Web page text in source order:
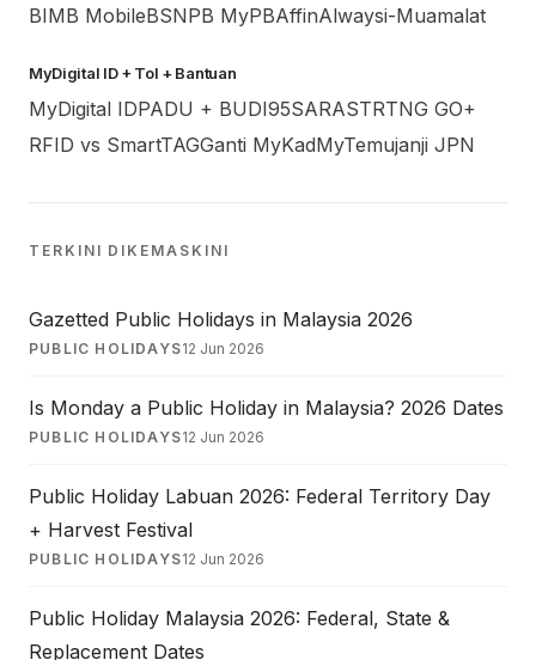
BIMB MobileBSNPB MyPBAffinAlwaysi-Muamalat
MyDigital ID + Tol + Bantuan
MyDigital IDPADU + BUDI95SARASTRTNG GO+
RFID vs SmartTAGGanti MyKadMyTemujanji JPN
TERKINI DIKEMASKINI
Gazetted Public Holidays in Malaysia 2026
PUBLIC HOLIDAYS12 Jun 2026
Is Monday a Public Holiday in Malaysia? 2026 Dates
PUBLIC HOLIDAYS12 Jun 2026
Public Holiday Labuan 2026: Federal Territory Day
+ Harvest Festival
PUBLIC HOLIDAYS12 Jun 2026
Public Holiday Malaysia 2026: Federal, State &
Replacement Dates